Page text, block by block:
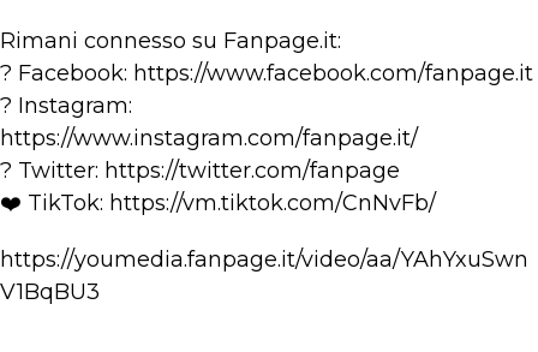
Rimani connesso su Fanpage.it:
? Facebook: https://www.facebook.com/fanpage.it
? Instagram:
https://www.instagram.com/fanpage.it/
? Twitter: https://twitter.com/fanpage
❤️ TikTok: https://vm.tiktok.com/CnNvFb/
https://youmedia.fanpage.it/video/aa/YAhYxuSwn
V1BqBU3